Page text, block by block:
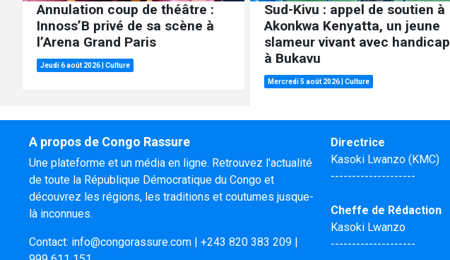
Annulation coup de théâtre :
Innoss’B privé de sa scène à
l’Arena Grand Paris
Jeudi 6 août 2026 Culture
Sud-Kivu : appel de soutien à
Akonkwa Kenyatta, un jeune
slameur vivant avec handicap
à Bukavu
Mercredi 5 août 2026 Culture
A propos de Congo Rassure
Une plateforme et un média en ligne. Retrouvez l'actualité
de toute la République Démocratique du Congo et
découvrez les régions, les traditions et coutumes jusque-
là inconnues.
Contact: info@congorassure.com | +243 820 383 209 |
Directrice
Kasoki Lwanzo (KMC)
--------------------
Cheffe de Rédaction
Kasoki Lwanzo
--------------------